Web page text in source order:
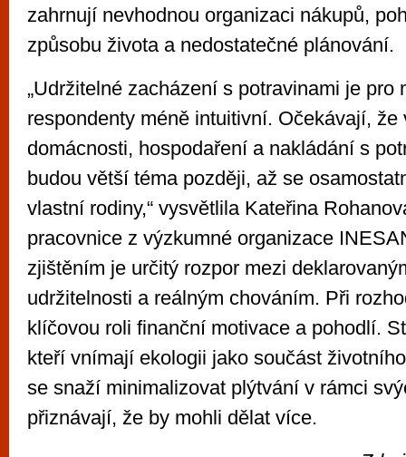
zahrnují nevhodnou organizaci nákupů,
způsobu života a nedostatečné plánování.
„Udržitelné zacházení s potravinami je pro
respondenty méně intuitivní. Očekávají, že
domácnosti, hospodaření a nakládání s
budou větší téma později, až se
vlastní rodiny,“ vysvětlila Kateřina
pracovnice z výzkumné organizace
zjištěním je určitý rozpor mezi
udržitelnosti a reálným chováním. Při
klíčovou roli finanční motivace a pohodlí.
kteří vnímají ekologii jako součást
se snaží minimalizovat plýtvání v rámci
přiznávají, že by mohli dělat více.